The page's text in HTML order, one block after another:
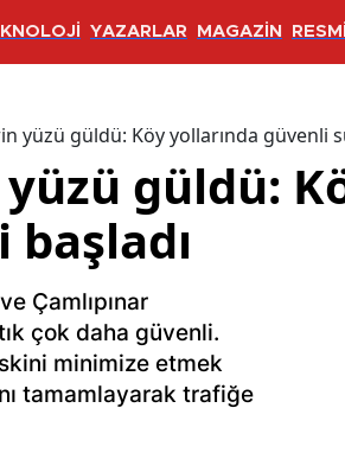
YAZARLAR MAGAZİN
yüzü güldü: Köy yollarında güvenli
güldü:
Çamlıpınar
çok daha güvenli.
minimize etmek
tamamlayarak trafiğe